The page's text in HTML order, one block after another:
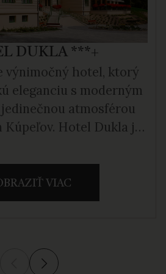
DUKLA ***+
výnimočný hotel, ktorý
eleganciu s moderným
atmosférou
Kúpeľov. Hotel Dukla je
historizmu. Táto
pamiatka slúžila ako
do roku 2002. Po
Dukla ponúka
VIAC